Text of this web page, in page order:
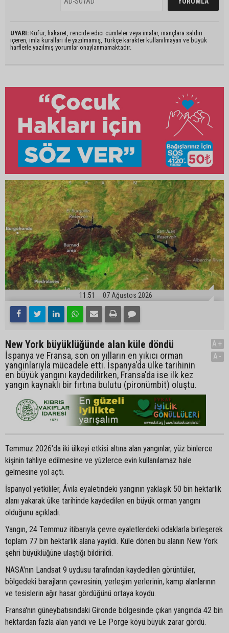
UYARI: Küfür, hakaret, rencide edici cümleler veya imalar, inançlara saldırı
içeren, imla kuralları ile yazılmamış, Türkçe karakter kullanılmayan ve büyük
harflerle yazılmış yorumlar onaylanmamaktadır.
11:51 07 Ağustos 2026
New York büyüklüğünde alan küle döndü
İspanya ve Fransa, son on yılların en yıkıcı orman
yangınlarıyla mücadele etti. İspanya'da ülke tarihinin
en büyük yangını kaydedilirken, Fransa'da ise ilk kez
yangın kaynaklı bir fırtına bulutu (pironümbit) oluştu.
A+
A-
Temmuz 2026'da iki ülkeyi etkisi altına alan yangınlar, yüz binlerce
kişinin tahliye edilmesine ve yüzlerce evin kullanılamaz hale
gelmesine yol açtı.
İspanyol yetkililer, Ávila eyaletindeki yangının yaklaşık 50 bin hektarlık
alanı yakarak ülke tarihinde kaydedilen en büyük orman yangını
olduğunu açıkladı.
Yangın, 24 Temmuz itibarıyla çevre eyaletlerdeki odaklarla birleşerek
toplam 77 bin hektarlık alana yayıldı. Küle dönen bu alanın New York
şehri büyüklüğüne ulaştığı bildirildi.
NASA'nın Landsat 9 uydusu tarafından kaydedilen görüntüler,
bölgedeki barajların çevresinin, yerleşim yerlerinin, kamp alanlarının
ve tesislerin ağır hasar gördüğünü ortaya koydu.
Fransa'nın güneybatısındaki Gironde bölgesinde çıkan yangında 42 bin
hektardan fazla alan yandı ve Le Porge köyü büyük zarar gördü.